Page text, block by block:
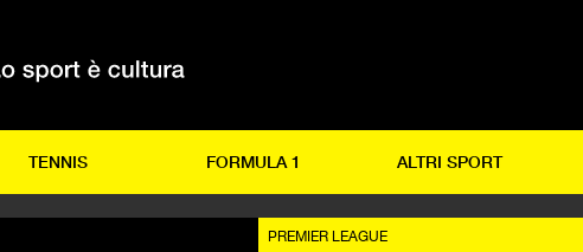
TENNIS FORMULA 1 ALTRI SPORT
PREMIER LEAGUE